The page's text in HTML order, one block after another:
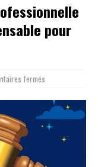
pour
fermés